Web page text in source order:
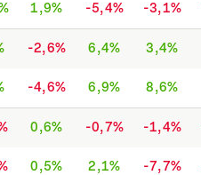
1,9% -5,4% -3,1%
-2,6% 6,4% 3,4%
-4,6% 6,9% 8,6%
0,6% -0,7% -1,4%
0,5% 2,1% -7,7%